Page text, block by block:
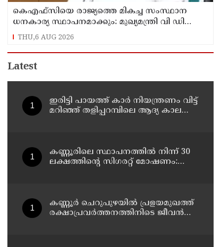
കെഎഫ്‌സിയെ രാജ്യത്തെ മികച്ച സംസ്ഥാന
ധനകാര്യ സ്ഥാപനമാക്കും: മുഖ്യമന്ത്രി വി ഡി
സതീശൻ
THU,6 AUG 2026
Latest
ഇരിട്ടി പായത്ത് കാർ നിയന്ത്രണം വിട്ട്
മറിഞ്ഞ് തളിപ്പറമ്പിലെ ആദ്യ കാല
കണ്ണൂരിലെ സ്ഥാപനത്തിൽ നിന്ന് 30
ലക്ഷത്തിന്റെ സിഗരറ്റ് മോഷണം:
കണ്ണൂർ ചെറുപുഴയിൽ പ്രളയമുഖത്ത്
രക്ഷാപ്രവർത്തനത്തിനിടെ ജീവൻ